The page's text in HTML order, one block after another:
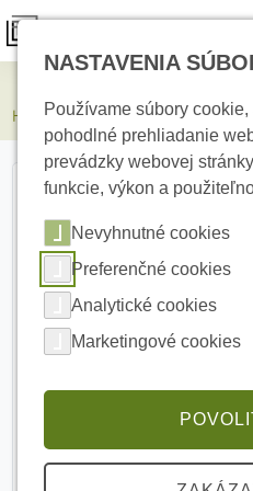
HIKVISION DS-K1108AM(STD)
NASTAVENIA
Používame súbory
pohodlné prehliadanie
prevádzky webovej
funkcie, výkon a
Nevyhnutné cookies
Preferenčné cookies
Analytické cookies
Marketingové cookies